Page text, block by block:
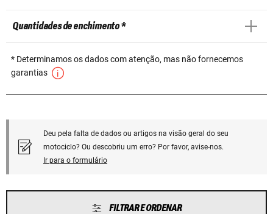
Quantidades de enchimento *
* Determinamos os dados com atenção, mas não fornecemos
garantias
Deu pela falta de dados ou artigos na visão geral do seu
motociclo? Ou descobriu um erro? Por favor, avise-nos.
Ir para o formulário
FILTRAR E ORDENAR